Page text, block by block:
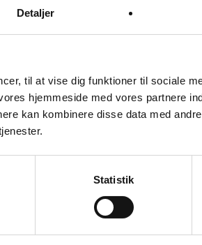
Detaljer
til at vise dig funktioner til sociale
hjemmeside med vores partnere
kan kombinere disse data med
Statistik
af samurai-metoden: “Hvis du befinder dig
følger med karaktertrækket – disse gaver
og ærlige mennesker, der har brug for